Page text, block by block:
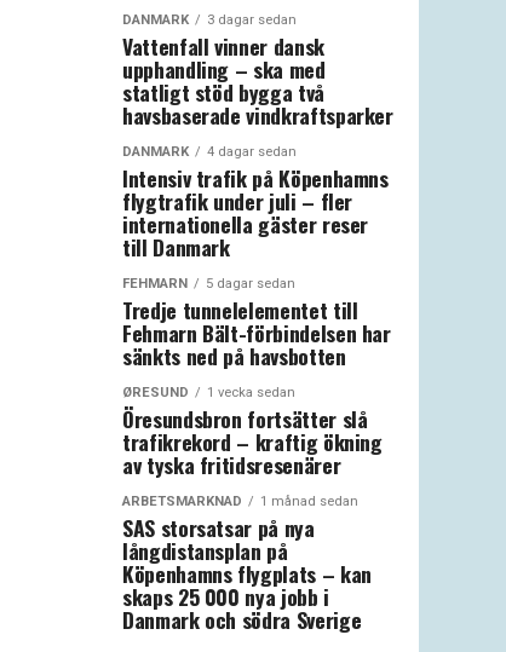
DANMARK 3 dagar sedan
Vattenfall vinner dansk
upphandling – ska med
statligt stöd bygga två
havsbaserade vindkraftsparker
DANMARK 4 dagar sedan
Intensiv trafik på Köpenhamns
flygtrafik under juli – fler
internationella gäster reser
till Danmark
FEHMARN 5 dagar sedan
Tredje tunnelelementet till
Fehmarn Bält-förbindelsen har
sänkts ned på havsbotten
ØRESUND 1 vecka sedan
Öresundsbron fortsätter slå
trafikrekord – kraftig ökning
av tyska fritidsresenärer
ARBETSMARKNAD 1 månad sedan
SAS storsatsar på nya
långdistansplan på
Köpenhamns flygplats – kan
skaps 25 000 nya jobb i
Danmark och södra Sverige